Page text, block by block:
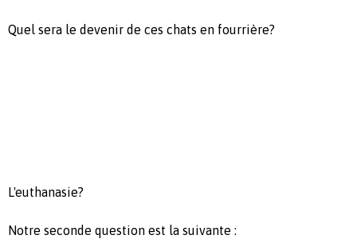
Quel sera le devenir de ces chats en fourrière?
L'euthanasie?
Notre seconde question est la suivante :